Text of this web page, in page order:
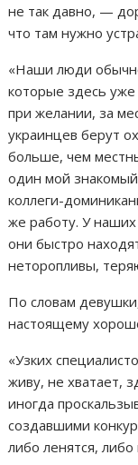
не так давно, —
что там нужно
«Наши люди
которые здесь
при желании, за
украинцев берут
больше, чем
один мой
коллеги-
же работу. У
они быстро
неторопливы,
По словам
настоящему
«Узких
живу, не хватает,
иногда
создавшими
либо ленятся,